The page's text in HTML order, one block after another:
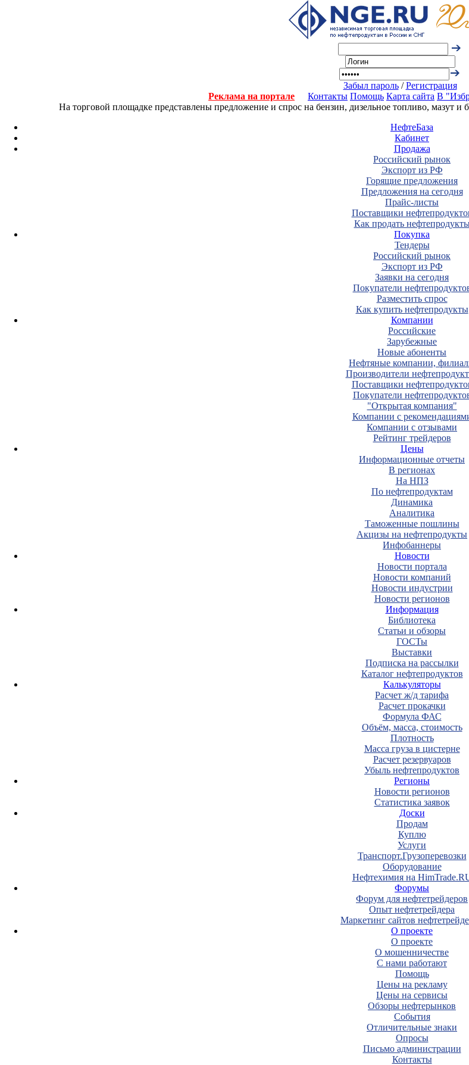
Забыл пароль/Регистрация
Реклама на портале
Контакты Помощь Карта сайта В
На торговой площадке представлены предложение и спрос на бензин, дизельное топливо, мазут
НефтеБаза
Кабинет
Продажа
Российский рынок
Экспорт из РФ
Горящие предложения
Предложения на сегодня
Прайс-листы
Поставщики
Как продать
Покупка
Тендеры
Российский рынок
Экспорт из РФ
Заявки на сегодня
Покупатели
Разместить спрос
Как купить нефтепродукты
Компании
Российские
Зарубежные
Новые абоненты
Нефтяные компании,
Производители
Поставщики
Покупатели
"Открытая компания"
Компании с
Компании с отзывами
Рейтинг трейдеров
Цены
Информационные отчеты
В регионах
На НПЗ
По нефтепродуктам
Динамика
Аналитика
Таможенные пошлины
Акцизы на нефтепродукты
Инфобаннеры
Новости
Новости портала
Новости компаний
Новости индустрии
Новости регионов
Информация
Библиотека
Статьи и обзоры
ГОСТы
Выставки
Подписка на рассылки
Каталог нефтепродуктов
Калькуляторы
Расчет ж/д тарифа
Расчет прокачки
Формула ФАС
Объём, масса, стоимость
Плотность
Масса груза в цистерне
Расчет резервуаров
Убыль нефтепродуктов
Регионы
Новости регионов
Статистика заявок
Доски
Продам
Куплю
Услуги
Транспорт.Грузоперевозки
Оборудование
Нефтехимия на
Форумы
Форум для нефтетрейдеров
Опыт нефтетрейдера
Маркетинг сайтов
О проекте
О проекте
О мошенничестве
С нами работают
Помощь
Цены на рекламу
Цены на сервисы
Обзоры нефтерынков
События
Отличительные знаки
Опросы
Письмо администрации
Контакты